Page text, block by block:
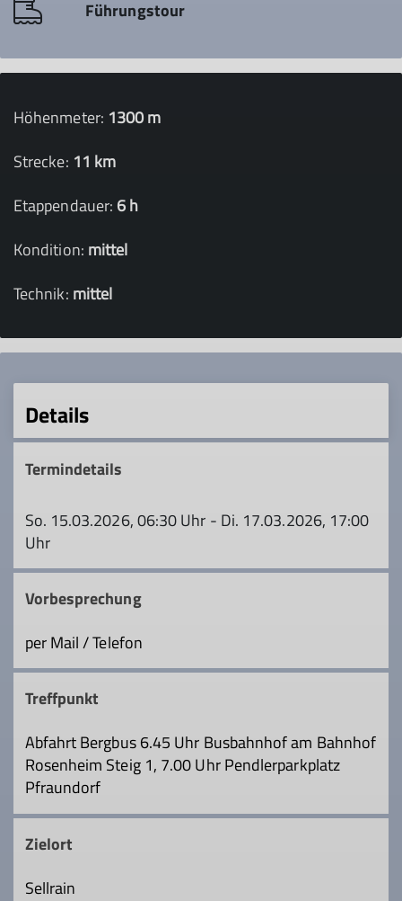
Führungstour
Höhenmeter: 1300 m
Strecke: 11 km
Etappendauer: 6 h
Kondition: mittel
Technik: mittel
Details
Termindetails
So. 15.03.2026, 06:30 Uhr - Di. 17.03.2026, 17:00
Uhr
Vorbesprechung
per Mail / Telefon
Treffpunkt
Abfahrt Bergbus 6.45 Uhr Busbahnhof am Bahnhof
Rosenheim Steig 1, 7.00 Uhr Pendlerparkplatz
Pfraundorf
Zielort
Sellrain